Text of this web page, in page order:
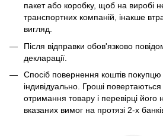
пакет або коробку, щоб на виробі
транспортних компаній, інакше
вигляд.
Після відправки обов'язково
декларації.
Спосіб повернення коштів
індивідуально. Гроші повертаються
отримання товару і перевірці його
вказаних вимог на протязі 2-х